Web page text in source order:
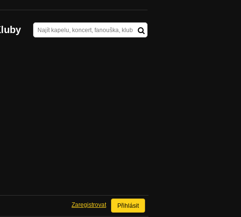
Přihlásit
Zaregistrovat